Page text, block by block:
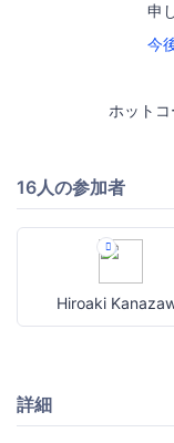
申
今
ホットコ
16人の参加者
Hiroaki
詳細